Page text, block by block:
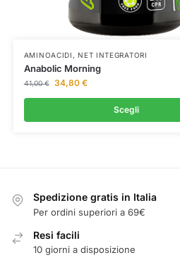
AMINOACIDI , NET INTEGRATORI
Anabolic Morning
41,00€ 34,80 €
Scegli
Spedizione gratis in Italia
Per ordini superiori a 69€
Resi facili
10 giorni a disposizione